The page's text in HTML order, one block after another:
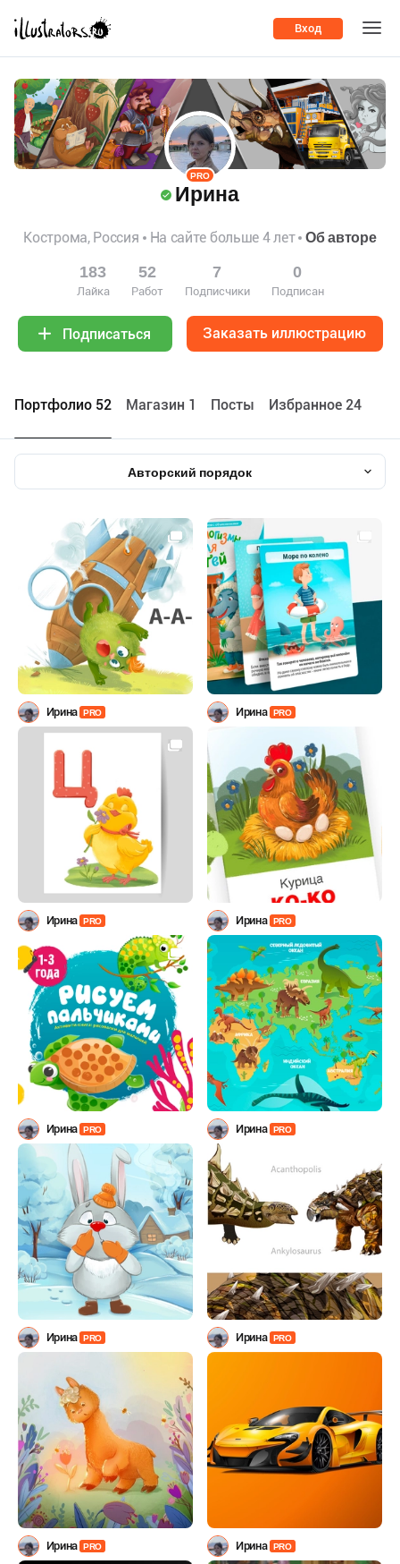
Вход
PRO
Ирина
Кострома, Россия На сайте больше 4 лет Об авторе
183
Лайка
52
Работ
7
Подписчики
0
Подписан
Подписаться Заказать иллюстрацию
Портфолио 52 Maгазин 1 Посты Избранное 24
Авторский порядок
Ирина PRO Ирина PRO
Ирина PRO Ирина PRO
Ирина PRO Ирина PRO
Ирина PRO Ирина PRO
Ирина PRO Ирина PRO